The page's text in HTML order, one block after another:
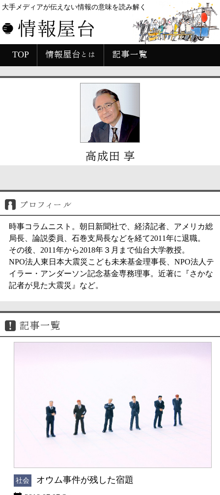
大手メディアが伝えない情報の意味を読み解く
情報屋台
TOP 情報屋台とは 記事一覧
高成田 享
プロフィール
時事コラムニスト。朝日新聞社で、経済記者、アメリカ総
局長、論説委員、石巻支局長などを経て2011年に退職。
その後、2011年から2018年３月まで仙台大学教授。
NPO法人東日本大震災こども未来基金理事長、NPO法人テ
イラー・アンダーソン記念基金専務理事。近著に『さかな
記者が見た大震災』など。
記事一覧
社会 オウム事件が残した宿題